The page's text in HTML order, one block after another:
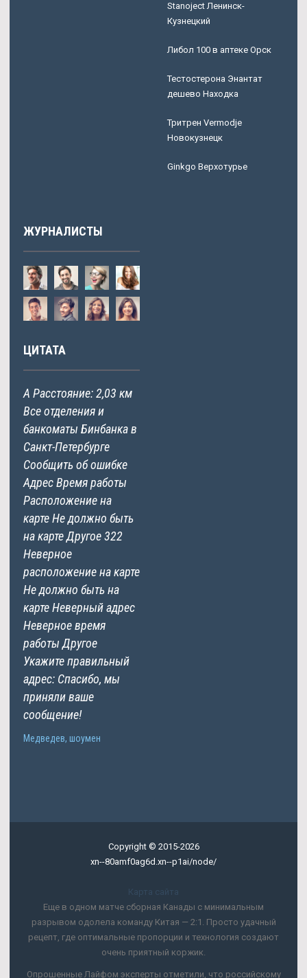
Stanoject Ленинск-
Кузнецкий
Либол 100 в аптеке Орск
Тестостерона Энантат
дешево Находка
Тритрен Vermodje
Новокузнецк
Ginkgo Верхотурье
ЖУРНАЛИСТЫ
ЦИТАТА
А Расстояние: 2,03 км
Все отделения и
банкоматы Бинбанка в
Санкт-Петербурге
Сообщить об ошибке
Адрес Время работы
Расположение на
карте Не должно быть
на карте Другое 322
Неверное
расположение на карте
Не должно быть на
карте Неверный адрес
Неверное время
работы Другое
Укажите правильный
адрес: Спасибо, мы
приняли ваше
сообщение!
Медведев, шоумен
Copyright © 2015-2026
xn--80amf0ag6d.xn--p1ai/node/
Карта сайта
Еще в одном матче сборная Канады с минимальным
разрывом одолела команду Китая — 2:1. Просто удачный
рецепт, где оптимальные пропорции и технология создают
очень приятный коржик.
Опрошенные Лайфом эксперты отметили, что российскому